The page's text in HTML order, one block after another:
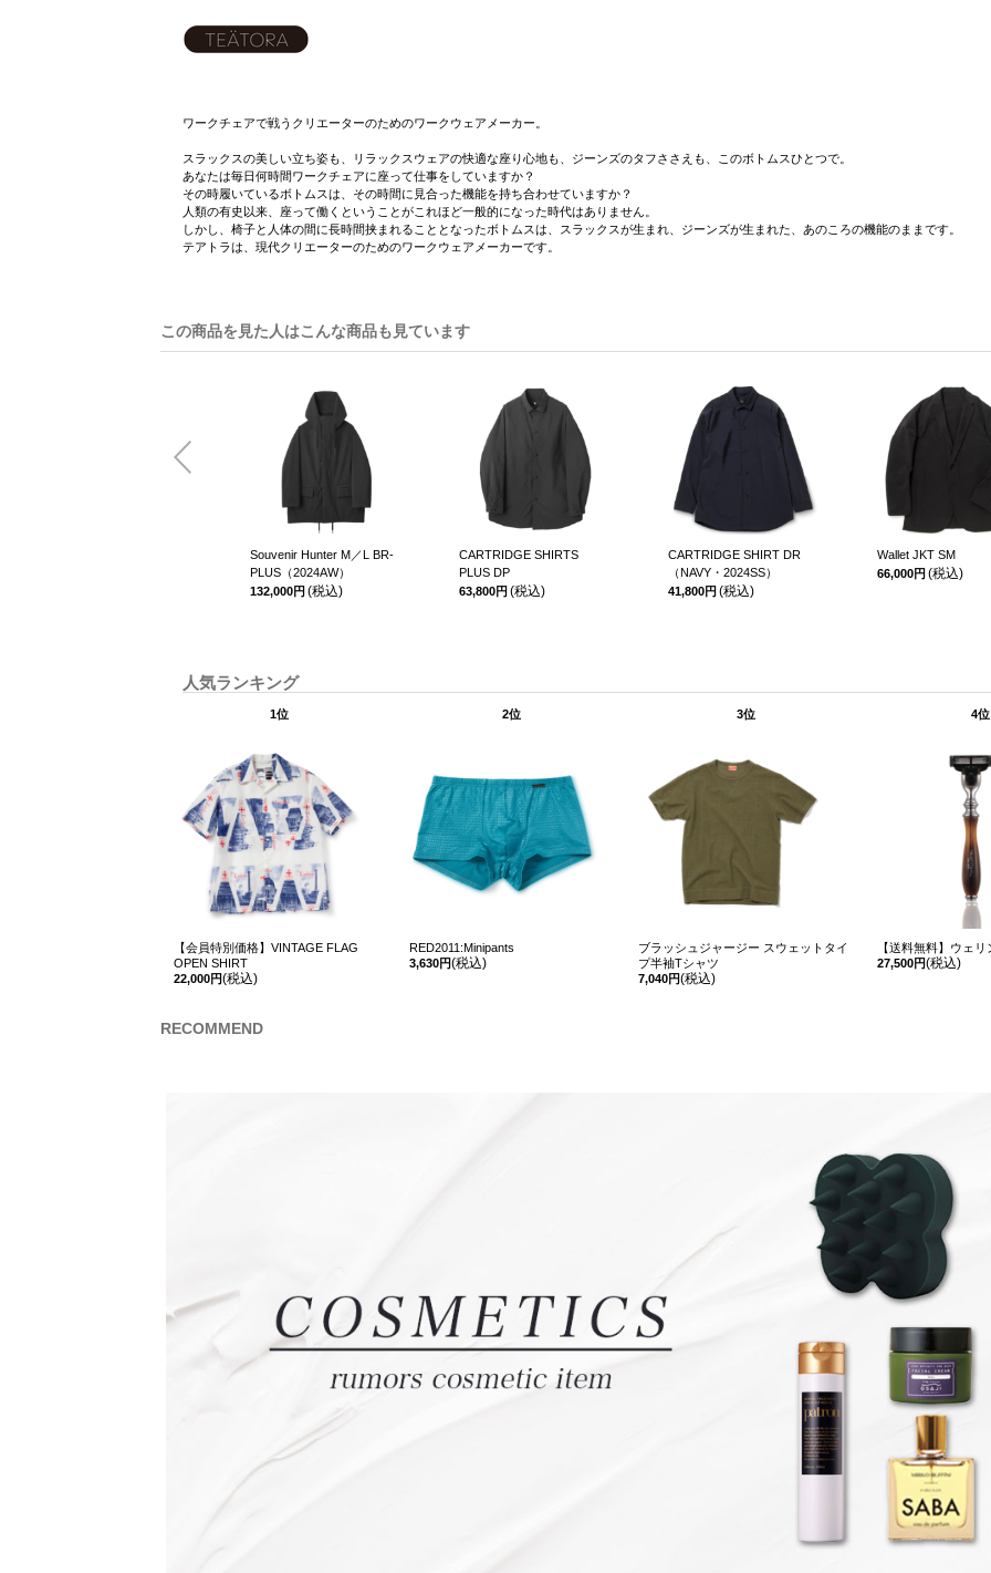
ワークチェアで戦うクリエーターのためのワークウェアメーカー。
スラックスの美しい立ち姿も、リラックスウェアの快適な座り心地も、ジーンズのタフささえも、このボトムスひとつで。
あなたは毎日何時間ワークチェアに座って仕事をしていますか？
その時履いているボトムスは、その時間に見合った機能を持ち合わせていますか？
人類の有史以来、座って働くということがこれほど一般的になった時代はありません。
しかし、椅子と人体の間に長時間挟まれることとなったボトムスは、スラックスが生まれ、ジーンズが生まれた、あのころの機能のままです。
テアトラは、現代クリエーターのためのワークウェアメーカーです。
この商品を見た人はこんな商品も見ています
Souvenir Hunter M／L BR-
PLUS（2024AW）
132,000円 (税込)
CARTRIDGE SHIRTS
PLUS DP
63,800円 (税込)
CARTRIDGE SHIRT DR
（NAVY・2024SS）
41,800円 (税込)
Wallet JKT SM
66,000円 (税込)
人気ランキング
1位 2位 3位 4位
【会員特別価格】VINTAGE FLAG
OPEN SHIRT
22,000円(税込)
RED2011:Minipants
3,630円(税込)
ブラッシュジャージー スウェットタイ
プ半袖Tシャツ
7,040円(税込)
【送料無料】ウェ
27,500円(税込)
RECOMMEND